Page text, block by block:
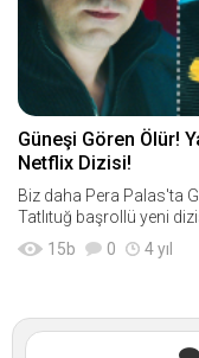
Güneşi Gören Ölür!
Netflix Dizisi!
Biz daha Pera Palas'ta
Tatlıtuğ başrollü yeni
akla bekleyenler
15b 0 4 yıl